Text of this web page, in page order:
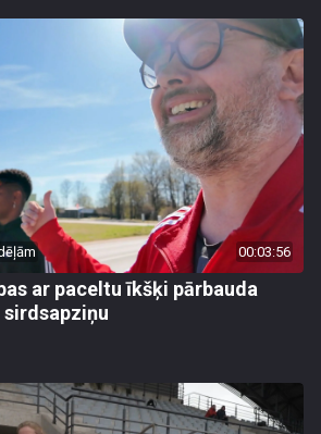
00:03:56
ar paceltu īkšķi pārbauda